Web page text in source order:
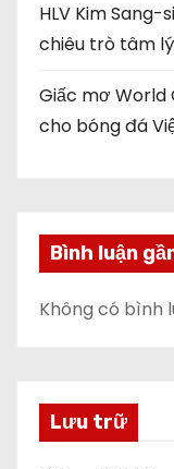
HLV Kim
chiêu trò tâm
Giấc mơ World
cho bóng đá
Bình luận
Không có bình
Lưu trữ